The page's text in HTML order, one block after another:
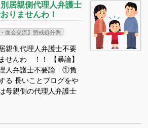
居親側代理人弁護士
りませんわ！
・面会交流】懲戒処分例
親側代理人弁護士不要
んわ ！！ 【暴論】
人弁護士不要論 ①負
る 長いことブログをや
母親側の代理人弁護士